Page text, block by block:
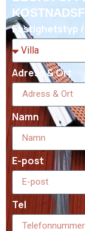
Fastighetstyp
Adress & Ort
Namn
E-post
Tel